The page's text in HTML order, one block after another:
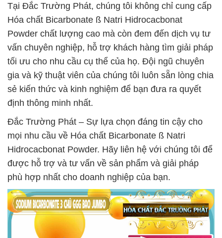
Tại Đắc Trường Phát, chúng tôi không chỉ cung cấp
Hóa chất Bicarbonate ß Natri Hidrocacbonat
Powder chất lượng cao mà còn đem đến dịch vụ tư
vấn chuyên nghiệp, hỗ trợ khách hàng tìm giải pháp
tối ưu cho nhu cầu cụ thể của họ. Đội ngũ chuyên
gia và kỹ thuật viên của chúng tôi luôn sẵn lòng chia
sẻ kiến thức và kinh nghiệm để bạn đưa ra quyết
định thông minh nhất.
Đắc Trường Phát – Sự lựa chọn đáng tin cậy cho
mọi nhu cầu về Hóa chất Bicarbonate ß Natri
Hidrocacbonat Powder. Hãy liên hệ với chúng tôi để
được hỗ trợ và tư vấn về sản phẩm và giải pháp
phù hợp nhất cho doanh nghiệp của bạn.